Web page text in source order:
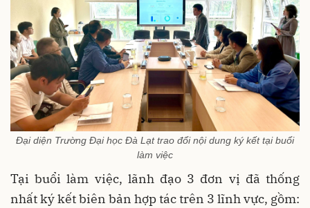
Đại diện Trường Đại học Đà Lạt trao đổi nội dung ký kết tại buổi
làm việc
Tại buổi làm việc, lãnh đạo 3 đơn vị đã thống
nhất ký kết biên bản hợp tác trên 3 lĩnh vực, gồm: